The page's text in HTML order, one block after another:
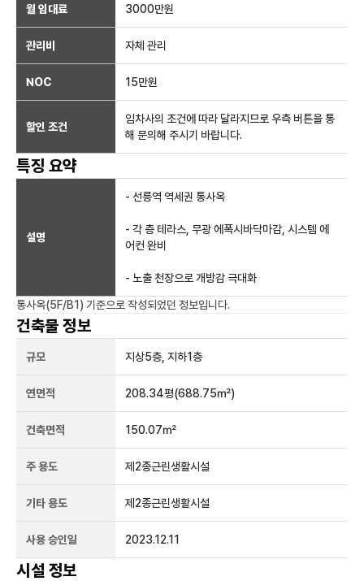
월 임대료 3000만원
관리비 자체 관리
NOC 15만원
할인 조건
임차사의 조건에 따라 달라지므로 우측 버튼을 통
해 문의해 주시기 바랍니다.
특징 요약
설명
- 선릉역 역세권 통사옥
- 각 층 테라스, 무광 에폭시바닥마감, 시스템 에
어컨 완비
- 노출 천장으로 개방감 극대화
통사옥(5F/B1) 기준으로 작성되었던 정보입니다.
건축물 정보
규모 지상5층, 지하1층
연면적 208.34평(688.75㎡)
건축면적 150.07㎡
주 용도 제2종근린생활시설
기타 용도 제2종근린생활시설
사용 승인일 2023.12.11
시설 정보